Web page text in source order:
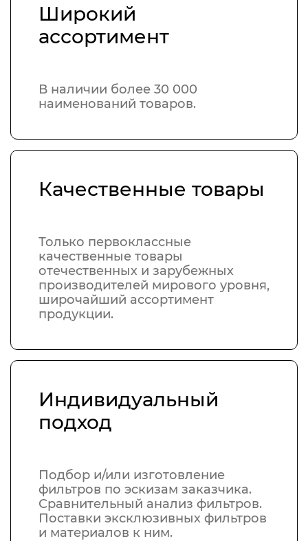
Широкий
ассортимент
В наличии более 30 000
наименований товаров.
Качественные товары
Только первоклассные
качественные товары
отечественных и зарубежных
производителей мирового уровня,
широчайший ассортимент
продукции.
Индивидуальный
подход
Подбор и/или изготовление
фильтров по эскизам заказчика.
Сравнительный анализ фильтров.
Поставки эксклюзивных фильтров
и материалов к ним.